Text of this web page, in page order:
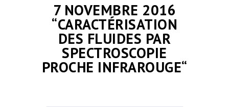
7 NOVEMBRE 2016
“CARACTÉRISATION
DES FLUIDES PAR
SPECTROSCOPIE
PROCHE INFRAROUGE“